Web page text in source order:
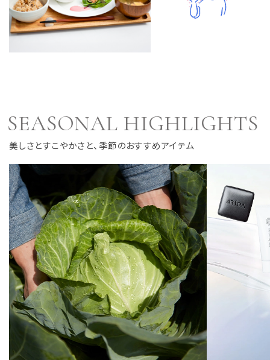
アルソア社員食堂「ザ・ガ
SEASONAL HIGHLIGHTS
美しさとすこやかさと、季節のおすすめアイテム